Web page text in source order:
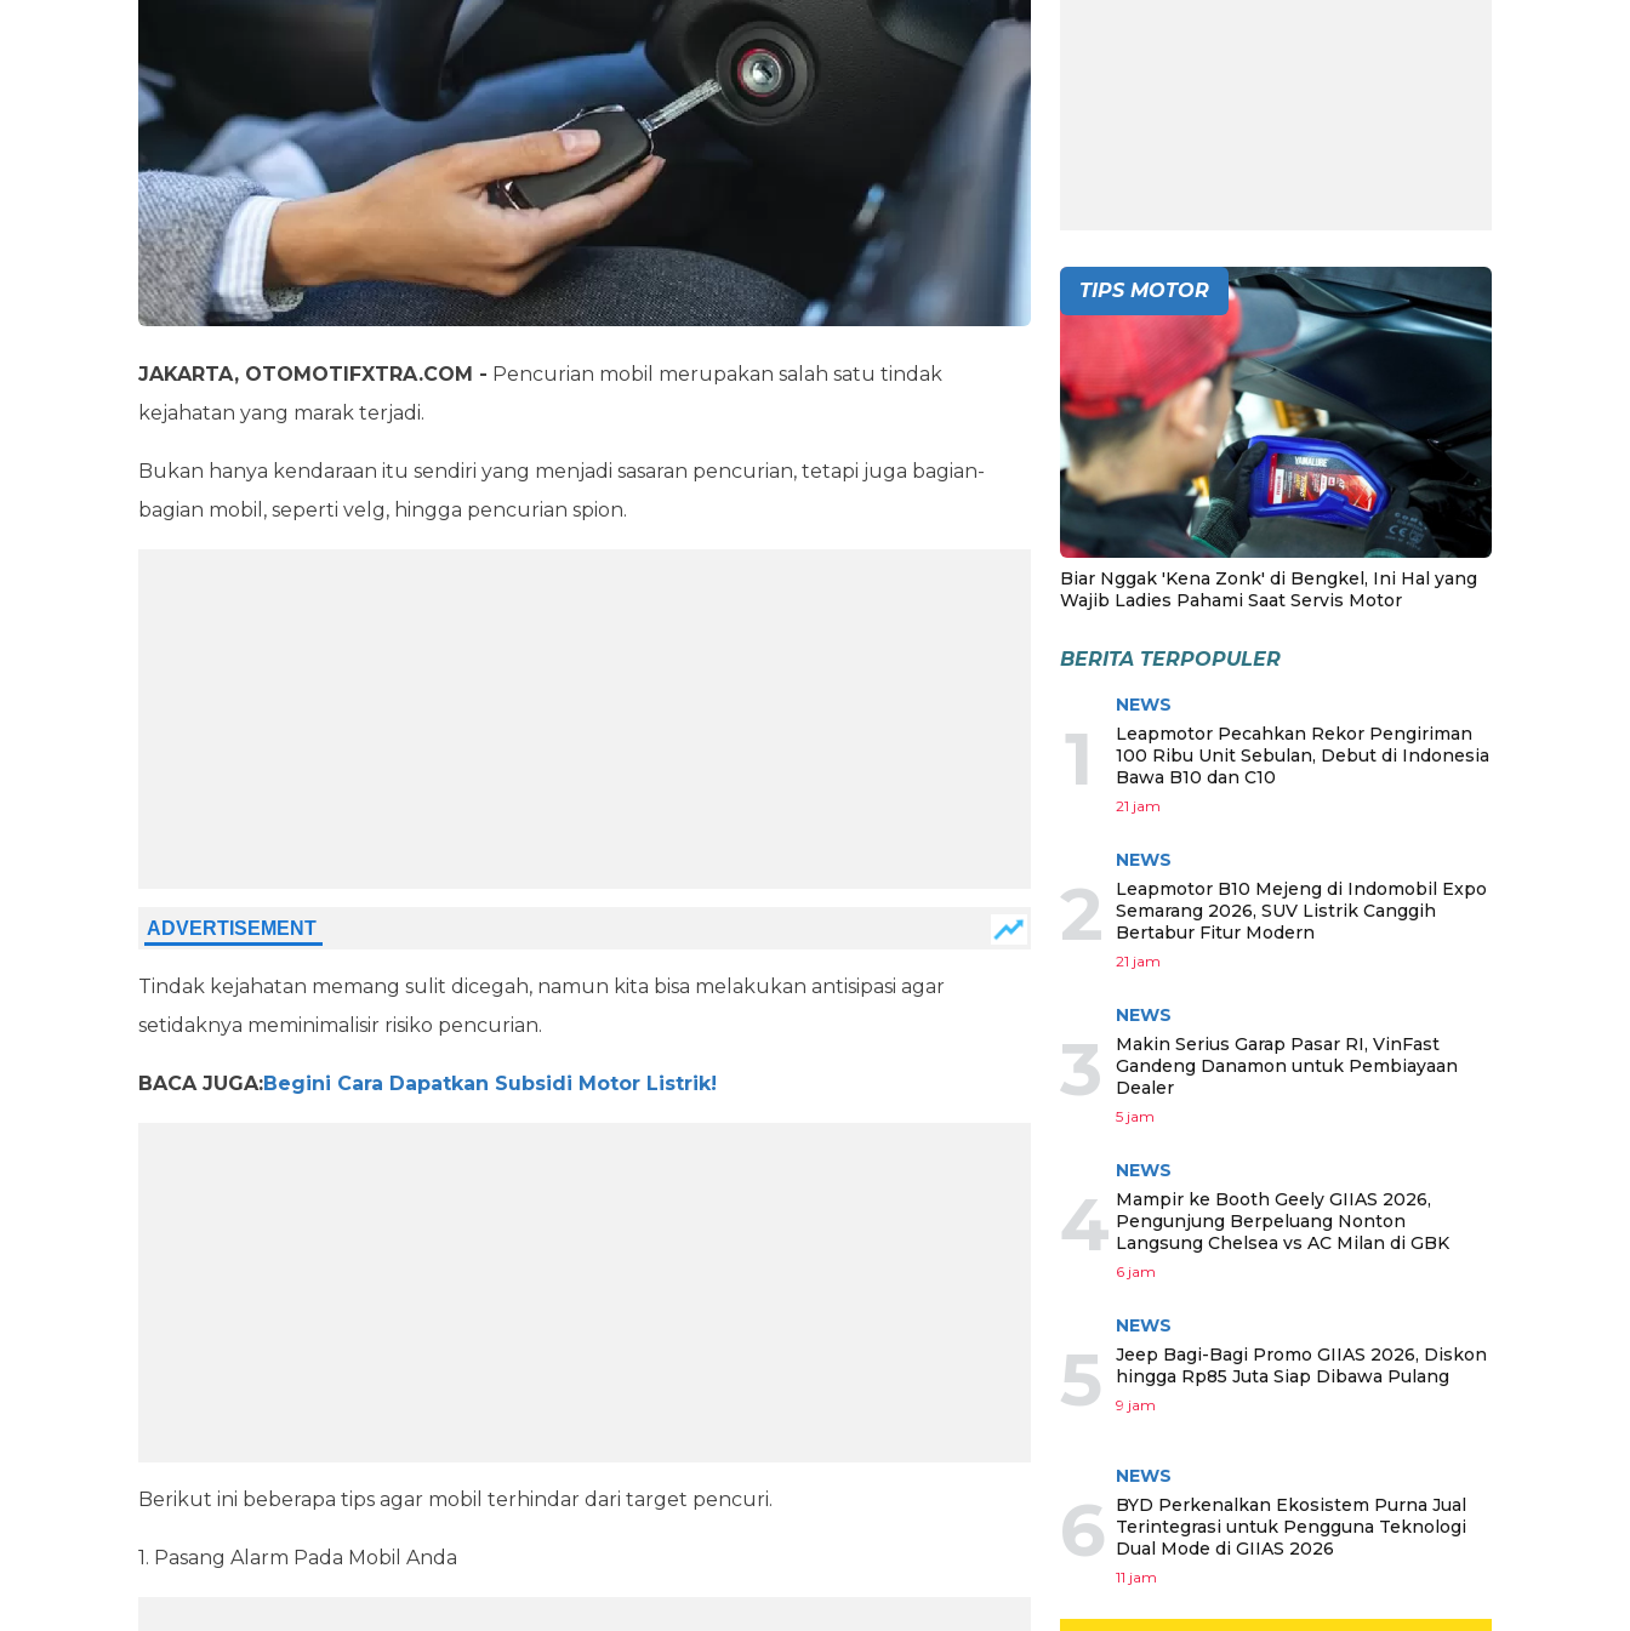
JAKARTA, OTOMOTIFXTRA.COM - Pencurian mobil merupakan salah satu tindak
kejahatan yang marak terjadi.
Bukan hanya kendaraan itu sendiri yang menjadi sasaran pencurian, tetapi juga bagian-
bagian mobil, seperti velg, hingga pencurian spion.
Tindak kejahatan memang sulit dicegah, namun kita bisa melakukan antisipasi agar
setidaknya meminimalisir risiko pencurian.
BACA JUGA:Begini Cara Dapatkan Subsidi Motor Listrik!
Berikut ini beberapa tips agar mobil terhindar dari target pencuri.
1. Pasang Alarm Pada Mobil Anda
TIPS MOTOR
Biar Nggak 'Kena Zonk' di Bengkel, Ini Hal yang
Wajib Ladies Pahami Saat Servis Motor
BERITA TERPOPULER
1
NEWS
Leapmotor Pecahkan Rekor Pengiriman
100 Ribu Unit Sebulan, Debut di Indonesia
Bawa B10 dan C10
21 jam
2
NEWS
Leapmotor B10 Mejeng di Indomobil Expo
Semarang 2026, SUV Listrik Canggih
Bertabur Fitur Modern
21 jam
3
NEWS
Makin Serius Garap Pasar RI, VinFast
Gandeng Danamon untuk Pembiayaan
Dealer
5 jam
4
NEWS
Mampir ke Booth Geely GIIAS 2026,
Pengunjung Berpeluang Nonton
Langsung Chelsea vs AC Milan di GBK
6 jam
5
NEWS
Jeep Bagi-Bagi Promo GIIAS 2026, Diskon
hingga Rp85 Juta Siap Dibawa Pulang
9 jam
6
NEWS
BYD Perkenalkan Ekosistem Purna Jual
Terintegrasi untuk Pengguna Teknologi
Dual Mode di GIIAS 2026
11 jam